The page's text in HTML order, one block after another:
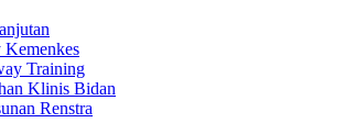
Kemenkes
Training
Klinis Bidan
Renstra